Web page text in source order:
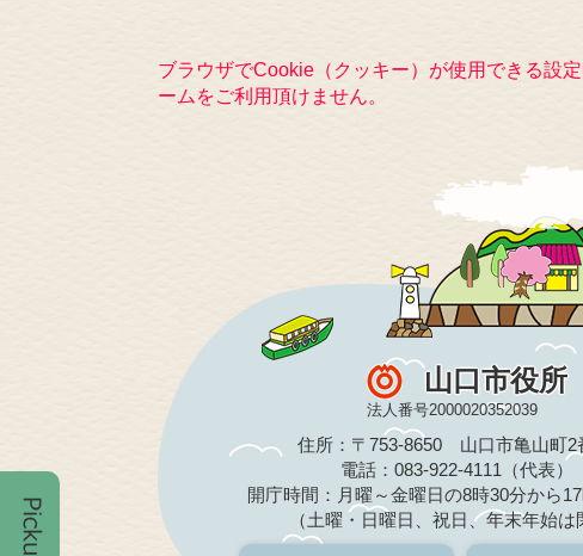
ブラウザでCookie（クッキー）が使用できる設
ームをご利用頂けません。
山口市役所
法人番号2000020352039
住所：〒753-8650 山口市亀山町2
電話：083-922-4111（代表）
開庁時間：月曜～金曜日の8時30分から
（土曜・日曜日、祝日、年末年始は